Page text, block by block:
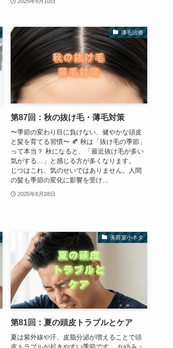
薄毛治療
第87回：秋の抜け毛・薄毛対策
〜季節の変わり目に負けない、健やかな頭皮
と髪を育てる習慣〜 🍂 秋は「抜け毛の季節」
って本当？ 秋になると、「最近抜け毛が多い
気がする…」と感じる方が多くなります。
じつはこれ、気のせいではありません。人間
の髪も季節の変化に影響を受け...
2025年8月28日
美容室小ネタ
第81回：夏の頭皮トラブルとケア
夏は紫外線や汗、皮脂分泌が増えることで頭